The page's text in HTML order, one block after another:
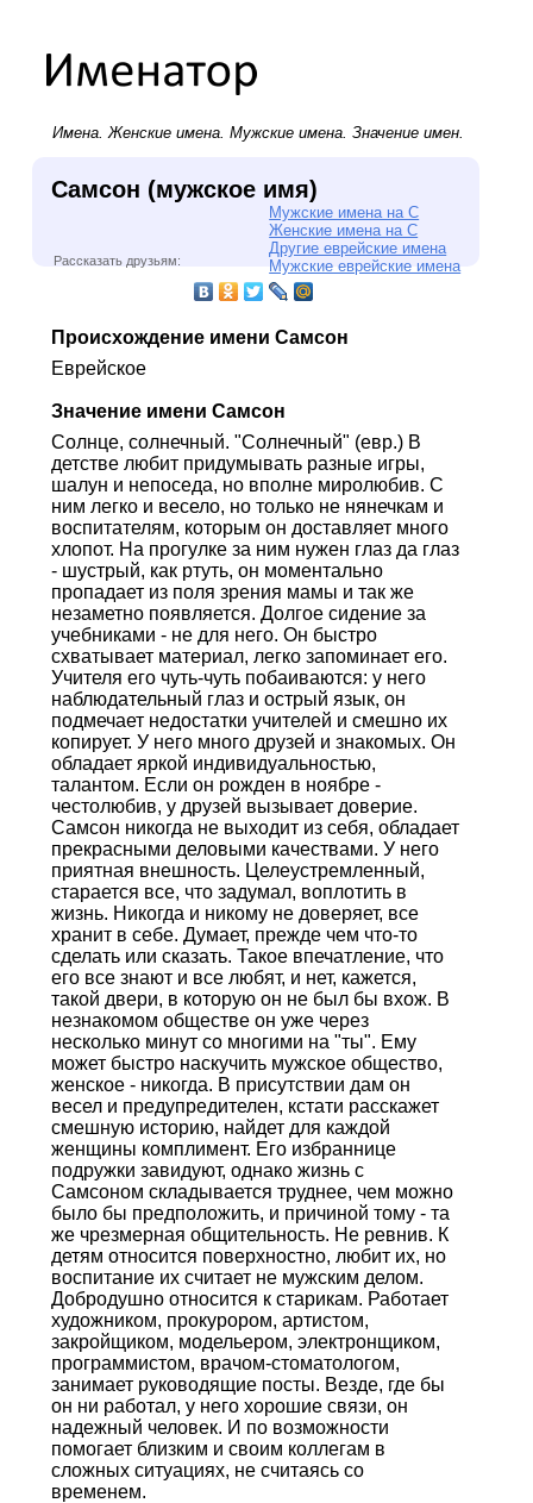
Имена.Женские имена. Мужские имена. Значение имен.
Самсон (мужское имя)
Мужские имена на С
Женские имена на С
Другие еврейские имена
Мужские еврейские имена
Рассказать друзьям:
Происхождение имени Самсон
Еврейское
Значение имени Самсон
Солнце, солнечный. "Солнечный" (евр.) В
детстве любит придумывать разные игры,
шалун и непоседа, но вполне миролюбив. С
ним легко и весело, но только не нянечкам и
воспитателям, которым он доставляет много
хлопот. На прогулке за ним нужен глаз да глаз
- шустрый, как ртуть, он моментально
пропадает из поля зрения мамы и так же
незаметно появляется. Долгое сидение за
учебниками - не для него. Он быстро
схватывает материал, легко запоминает его.
Учителя его чуть-чуть побаиваются: у него
наблюдательный глаз и острый язык, он
подмечает недостатки учителей и смешно их
копирует. У него много друзей и знакомых. Он
обладает яркой индивидуальностью,
талантом. Если он рожден в ноябре -
честолюбив, у друзей вызывает доверие.
Самсон никогда не выходит из себя, обладает
прекрасными деловыми качествами. У него
приятная внешность. Целеустремленный,
старается все, что задумал, воплотить в
жизнь. Никогда и никому не доверяет, все
хранит в себе. Думает, прежде чем что-то
сделать или сказать. Такое впечатление, что
его все знают и все любят, и нет, кажется,
такой двери, в которую он не был бы вхож. В
незнакомом обществе он уже через
несколько минут со многими на "ты". Ему
может быстро наскучить мужское общество,
женское - никогда. В присутствии дам он
весел и предупредителен, кстати расскажет
смешную историю, найдет для каждой
женщины комплимент. Его избраннице
подружки завидуют, однако жизнь с
Самсоном складывается труднее, чем можно
было бы предположить, и причиной тому - та
же чрезмерная общительность. Не ревнив. К
детям относится поверхностно, любит их, но
воспитание их считает не мужским делом.
Добродушно относится к старикам. Работает
художником, прокурором, артистом,
закройщиком, модельером, электронщиком,
программистом, врачом-стоматологом,
занимает руководящие посты. Везде, где бы
он ни работал, у него хорошие связи, он
надежный человек. И по возможности
помогает близким и своим коллегам в
сложных ситуациях, не считаясь со
временем.